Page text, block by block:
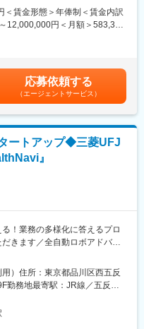
を発揮
げなどに伴い、新たな会計論
算オペレーションではなく、
り上流の業務に携わる機会が
行・証券・カード領域へ事業を
、グローバル上場企業として
ています。
グループにおいて多数保有する
ごと）
ト
じてご相談させていただきます
TKC）
ープ内での人材の流動性が高
まえ、単体・税務担当から、
部、広報・IR、海外事業部
社（フィンテック系事業会
例示した部門及びグループ会
近い立場で業務を行うことが
ことができます。
保険などの金融業に加え、
＜賃金形態＞年俸制＜賃金内訳
12,000,000円＜月額＞583,333
含めた表記です。
応募依頼する
（エージェントサービス）
ートアップ◆三菱UFJ
』
！業務の多様化に答えるプロ
きます／全自動ロボアドバイ
分担頂き、四半期・年度には
告資料等の作成にも携わって
プロジェクトにも加わって頂
）住所：東京都品川区西五反
勤務地最寄駅：JR線／五反田
の範囲：会社の定める事業所